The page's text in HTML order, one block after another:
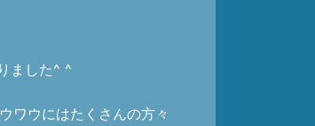
ました^ ^
ワウにはたくさんの方々